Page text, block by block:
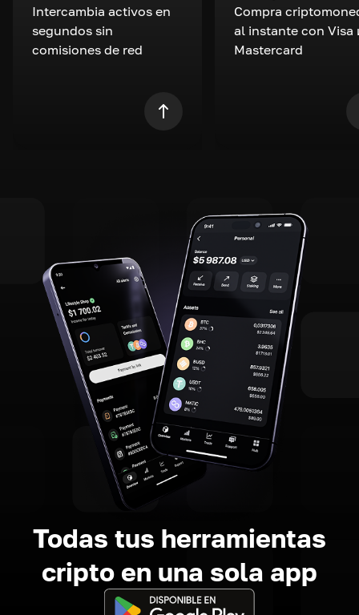
Intercambia activos en
segundos sin
comisiones de red
Compra
al instante con Visa
Mastercard
Todas tus herramientas
cripto en una sola app